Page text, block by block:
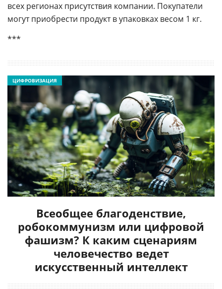
всех регионах присутствия компании. Покупатели
могут приобрести продукт в упаковках весом 1 кг.
***
Всеобщее благоденствие,
робокоммунизм или цифровой
фашизм? К каким сценариям
человечество ведет
искусственный интеллект
ЦИФРОВИЗАЦИЯ